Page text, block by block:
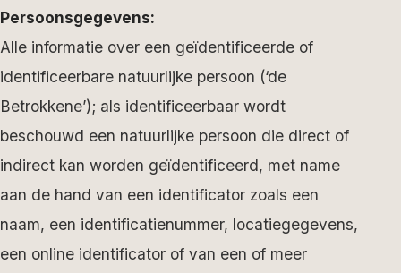
Persoonsgegevens:
Alle informatie over een geïdentificeerde of
identificeerbare natuurlijke persoon (‘de
Betrokkene’); als identificeerbaar wordt
beschouwd een natuurlijke persoon die direct of
indirect kan worden geïdentificeerd, met name
aan de hand van een identificator zoals een
naam, een identificatienummer, locatiegegevens,
een online identificator of van een of meer